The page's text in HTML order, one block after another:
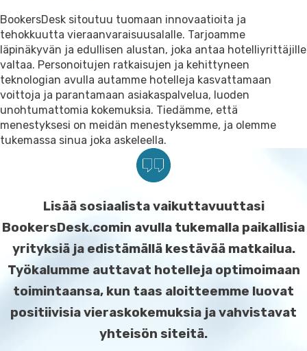
Asiakastuki
BookersDesk sitoutuu tuomaan innovaatioita ja
tehokkuutta vieraanvaraisuusalalle. Tarjoamme
läpinäkyvän ja edullisen alustan, joka antaa hotelliyrittäjille
valtaa. Personoitujen ratkaisujen ja kehittyneen
teknologian avulla autamme hotelleja kasvattamaan
voittoja ja parantamaan asiakaspalvelua, luoden
unohtumattomia kokemuksia. Tiedämme, että
menestyksesi on meidän menestyksemme, ja olemme
tukemassa sinua joka askeleella.
Lisää sosiaalista vaikuttavuuttasi
BookersDesk.comin avulla tukemalla paikallisia
yrityksiä ja edistämällä kestävää matkailua.
Työkalumme auttavat hotelleja optimoimaan
toimintaansa, kun taas aloitteemme luovat
positiivisia vieraskokemuksia ja vahvistavat
yhteisön siteitä.